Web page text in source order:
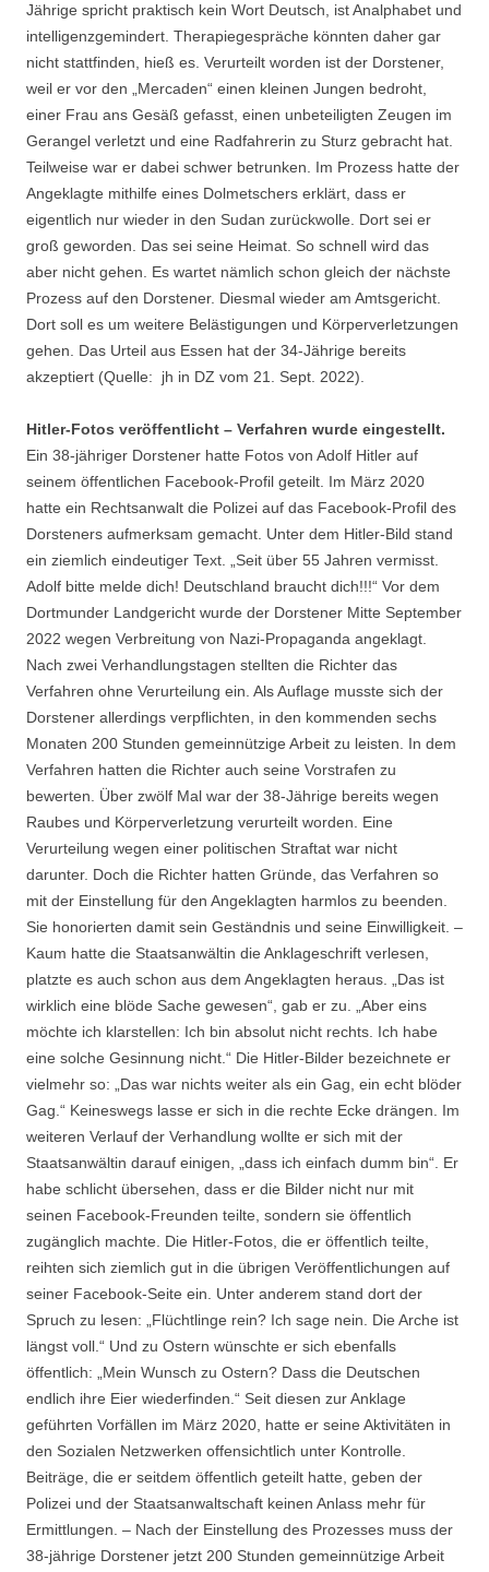
Jährige spricht praktisch kein Wort Deutsch, ist Analphabet und
intelligenzgemindert. Therapiegespräche könnten daher gar
nicht stattfinden, hieß es. Verurteilt worden ist der Dorstener,
weil er vor den „Mercaden“ einen kleinen Jungen bedroht,
einer Frau ans Gesäß gefasst, einen unbeteiligten Zeugen im
Gerangel verletzt und eine Radfahrerin zu Sturz gebracht hat.
Teilweise war er dabei schwer betrunken. Im Prozess hatte der
Angeklagte mithilfe eines Dolmetschers erklärt, dass er
eigentlich nur wieder in den Sudan zurückwolle. Dort sei er
groß geworden. Das sei seine Heimat. So schnell wird das
aber nicht gehen. Es wartet nämlich schon gleich der nächste
Prozess auf den Dorstener. Diesmal wieder am Amtsgericht.
Dort soll es um weitere Belästigungen und Körperverletzungen
gehen. Das Urteil aus Essen hat der 34-Jährige bereits
akzeptiert (Quelle: jh in DZ vom 21. Sept. 2022).
Hitler-Fotos veröffentlicht – Verfahren wurde eingestellt.
Ein 38-jähriger Dorstener hatte Fotos von Adolf Hitler auf
seinem öffentlichen Facebook-Profil geteilt. Im März 2020
hatte ein Rechtsanwalt die Polizei auf das Facebook-Profil des
Dorsteners aufmerksam gemacht. Unter dem Hitler-Bild stand
ein ziemlich eindeutiger Text. „Seit über 55 Jahren vermisst.
Adolf bitte melde dich! Deutschland braucht dich!!!“ Vor dem
Dortmunder Landgericht wurde der Dorstener Mitte September
2022 wegen Verbreitung von Nazi-Propaganda angeklagt.
Nach zwei Verhandlungstagen stellten die Richter das
Verfahren ohne Verurteilung ein. Als Auflage musste sich der
Dorstener allerdings verpflichten, in den kommenden sechs
Monaten 200 Stunden gemeinnützige Arbeit zu leisten. In dem
Verfahren hatten die Richter auch seine Vorstrafen zu
bewerten. Über zwölf Mal war der 38-Jährige bereits wegen
Raubes und Körperverletzung verurteilt worden. Eine
Verurteilung wegen einer politischen Straftat war nicht
darunter. Doch die Richter hatten Gründe, das Verfahren so
mit der Einstellung für den Angeklagten harmlos zu beenden.
Sie honorierten damit sein Geständnis und seine Einwilligkeit. –
Kaum hatte die Staatsanwältin die Anklageschrift verlesen,
platzte es auch schon aus dem Angeklagten heraus. „Das ist
wirklich eine blöde Sache gewesen“, gab er zu. „Aber eins
möchte ich klarstellen: Ich bin absolut nicht rechts. Ich habe
eine solche Gesinnung nicht.“ Die Hitler-Bilder bezeichnete er
vielmehr so: „Das war nichts weiter als ein Gag, ein echt blöder
Gag.“ Keineswegs lasse er sich in die rechte Ecke drängen. Im
weiteren Verlauf der Verhandlung wollte er sich mit der
Staatsanwältin darauf einigen, „dass ich einfach dumm bin“. Er
habe schlicht übersehen, dass er die Bilder nicht nur mit
seinen Facebook-Freunden teilte, sondern sie öffentlich
zugänglich machte. Die Hitler-Fotos, die er öffentlich teilte,
reihten sich ziemlich gut in die übrigen Veröffentlichungen auf
seiner Facebook-Seite ein. Unter anderem stand dort der
Spruch zu lesen: „Flüchtlinge rein? Ich sage nein. Die Arche ist
längst voll.“ Und zu Ostern wünschte er sich ebenfalls
öffentlich: „Mein Wunsch zu Ostern? Dass die Deutschen
endlich ihre Eier wiederfinden.“ Seit diesen zur Anklage
geführten Vorfällen im März 2020, hatte er seine Aktivitäten in
den Sozialen Netzwerken offensichtlich unter Kontrolle.
Beiträge, die er seitdem öffentlich geteilt hatte, geben der
Polizei und der Staatsanwaltschaft keinen Anlass mehr für
Ermittlungen. – Nach der Einstellung des Prozesses muss der
38-jährige Dorstener jetzt 200 Stunden gemeinnützige Arbeit